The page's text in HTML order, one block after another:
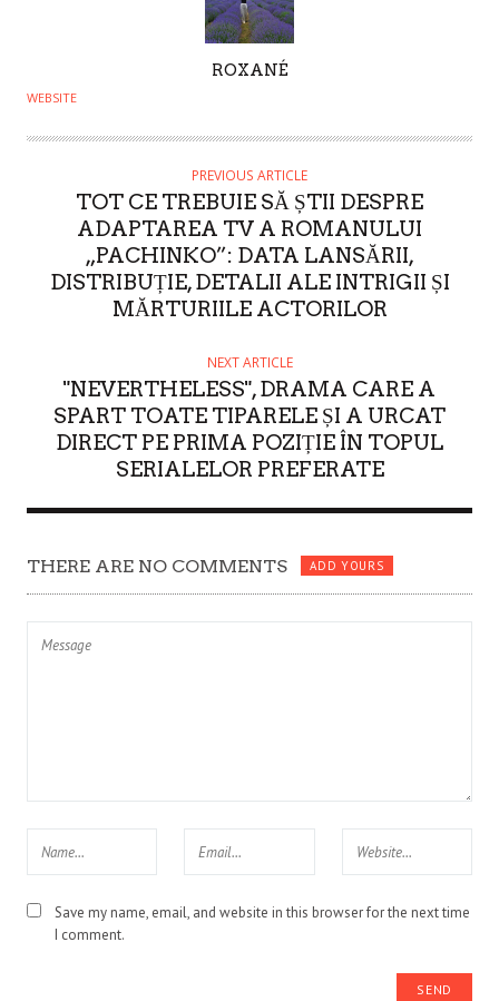
U
H
ROXANÉ
WEBSITE
PREVIOUS ARTICLE
TOT CE TREBUIE SĂ ȘTII DESPRE
ADAPTAREA TV A ROMANULUI
„PACHINKO”: DATA LANSĂRII,
DISTRIBUȚIE, DETALII ALE INTRIGII ȘI
MĂRTURIILE ACTORILOR
NEXT ARTICLE
"NEVERTHELESS", DRAMA CARE A
SPART TOATE TIPARELE ȘI A URCAT
DIRECT PE PRIMA POZIȚIE ÎN TOPUL
SERIALELOR PREFERATE
THERE ARE NO COMMENTS ADD YOURS
Save my name, email, and website in this browser for the next time
I comment.